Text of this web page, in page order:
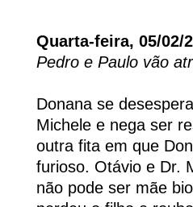
Quarta-feira, 05/02/
Pedro e Paulo vão
Donana se
Michele e nega ser
outra fita em que
furioso. Otávio e Dr.
não pode ser mãe